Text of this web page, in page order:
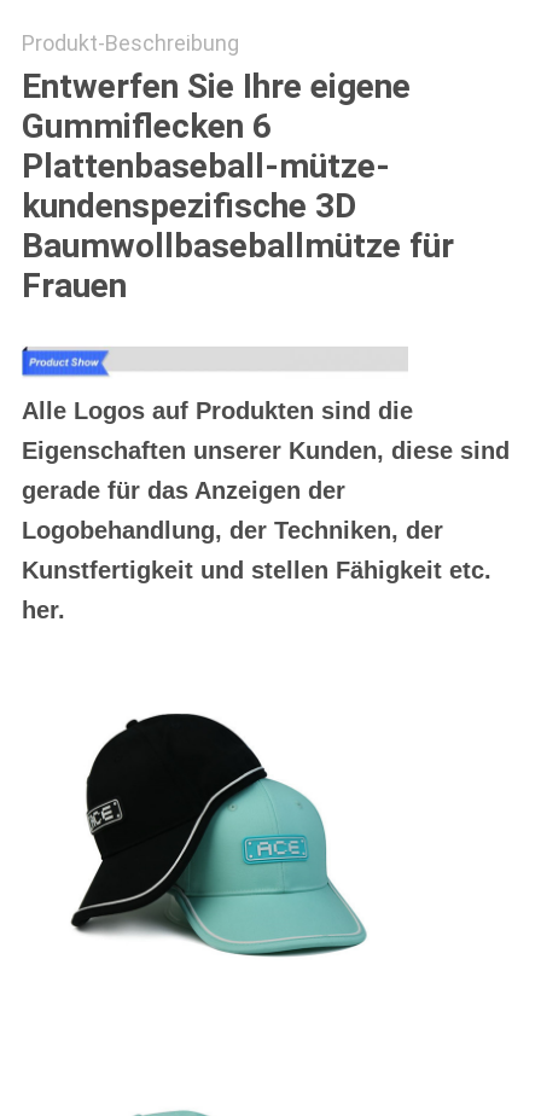
Produkt-Beschreibung
Entwerfen Sie Ihre eigene
Gummiflecken 6
Plattenbaseball-mütze-
kundenspezifische 3D
Baumwollbaseballmütze für
Frauen
Alle Logos auf Produkten sind die
Eigenschaften unserer Kunden, diese sind
gerade für das Anzeigen der
Logobehandlung, der Techniken, der
Kunstfertigkeit und stellen Fähigkeit etc.
her.